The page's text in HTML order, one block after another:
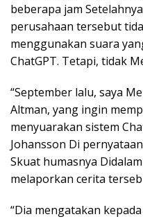
beberapa jam
perusahaan tersebut
menggunakan suara
ChatGPT. Tetapi, tidak
“September lalu, saya
Altman, yang ingin
menyuarakan sistem
Johansson Di
Skuat humasnya
melaporkan cerita
“Dia mengatakan